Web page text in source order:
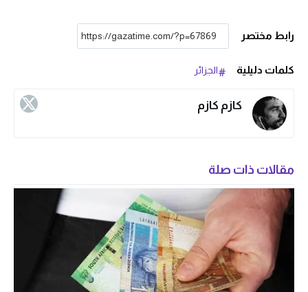
رابط مختصر
كلمات دليلية الجزائر
كازم كازم
مقالات ذات صلة